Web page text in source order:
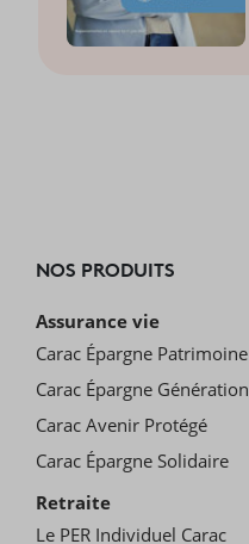
NOS PRODUITS
Assurance vie
Carac Épargne Patrimoine
Carac Épargne Génération
Carac Avenir Protégé
Carac Épargne Solidaire
Retraite
Le PER Individuel Carac